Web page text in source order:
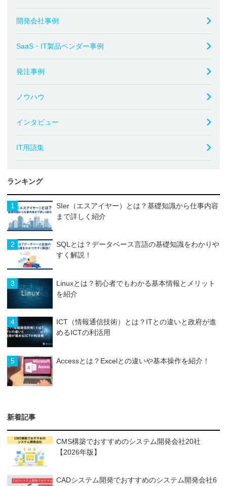
開発会社事例
SaaS・IT製品ベンダー事例
発注事例
ノウハウ
インタビュー
IT用語集
ランキング
1
SIer（エスアイヤー）とは？基礎知識から仕事内容
まで詳しく紹介
2
SQLとは？データベース言語の基礎知識をわかりや
すく解説！
3
Linuxとは？初心者でもわかる基本情報とメリット
を紹介
4
ICT（情報通信技術）とは？ITとの違いと政府が進
めるICTの利活用
5 Accessとは？Excelとの違いや基本操作を紹介！
新着記事
CMS構築でおすすめのシステム開発会社20社
【2026年版】
CADシステム開発でおすすめのシステム開発会社6